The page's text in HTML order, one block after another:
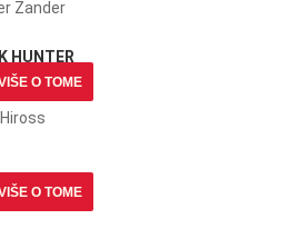
HUNTER
sušači
DOMNICK HUNTER
O TOME
sušači
O TOME